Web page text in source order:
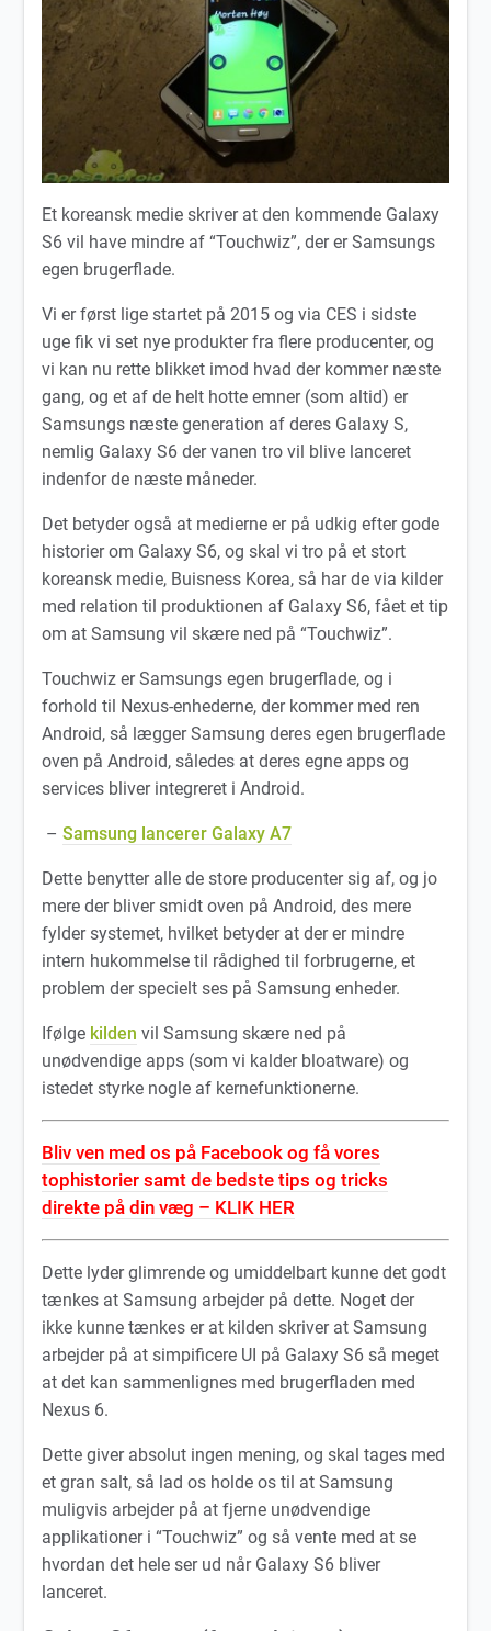
Et koreansk medie skriver at den kommende Galaxy
S6 vil have mindre af “Touchwiz”, der er Samsungs
egen brugerflade.
Vi er først lige startet på 2015 og via CES i sidste
uge fik vi set nye produkter fra flere producenter, og
vi kan nu rette blikket imod hvad der kommer næste
gang, og et af de helt hotte emner (som altid) er
Samsungs næste generation af deres Galaxy S,
nemlig Galaxy S6 der vanen tro vil blive lanceret
indenfor de næste måneder.
Det betyder også at medierne er på udkig efter gode
historier om Galaxy S6, og skal vi tro på et stort
koreansk medie, Buisness Korea, så har de via kilder
med relation til produktionen af Galaxy S6, fået et tip
om at Samsung vil skære ned på “Touchwiz”.
Touchwiz er Samsungs egen brugerflade, og i
forhold til Nexus-enhederne, der kommer med ren
Android, så lægger Samsung deres egen brugerflade
oven på Android, således at deres egne apps og
services bliver integreret i Android.
–Samsung lancerer Galaxy A7
Dette benytter alle de store producenter sig af, og jo
mere der bliver smidt oven på Android, des mere
fylder systemet, hvilket betyder at der er mindre
intern hukommelse til rådighed til forbrugerne, et
problem der specielt ses på Samsung enheder.
Ifølge kilden vil Samsung skære ned på
unødvendige apps (som vi kalder bloatware) og
istedet styrke nogle af kernefunktionerne.
Bliv ven med os på Facebook og få vores
tophistorier samt de bedste tips og tricks
direkte på din væg – KLIK HER
Dette lyder glimrende og umiddelbart kunne det godt
tænkes at Samsung arbejder på dette. Noget der
ikke kunne tænkes er at kilden skriver at Samsung
arbejder på at simpificere UI på Galaxy S6 så meget
at det kan sammenlignes med brugerfladen med
Nexus 6.
Dette giver absolut ingen mening, og skal tages med
et gran salt, så lad os holde os til at Samsung
muligvis arbejder på at fjerne unødvendige
applikationer i “Touchwiz” og så vente med at se
hvordan det hele ser ud når Galaxy S6 bliver
lanceret.